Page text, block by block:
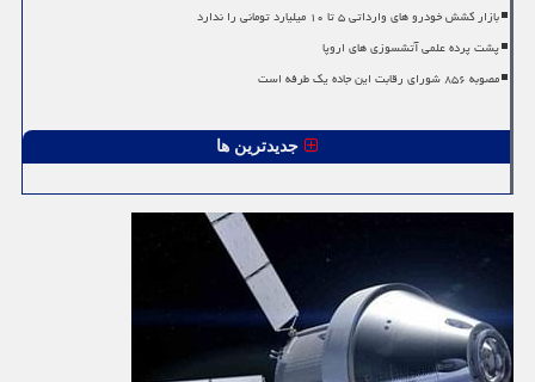
بازار کشش خودرو های وارداتی ۵ تا ۱۰ میلیارد تومانی را ندارد
پشت پرده علمی آتشسوزی های اروپا
مصوبه ۸۵۶ شورای رقابت این جاده یک طرفه است
جدیدترین ها